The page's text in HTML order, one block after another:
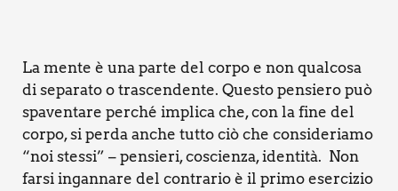
La men­te è una par­te del cor­po e non qual­co­sa
di sepa­ra­to o tra­scen­den­te. Que­sto pen­sie­ro può
spa­ven­ta­re per­ché impli­ca che, con la fine del
cor­po, si per­da anche tut­to ciò che con­si­de­ria­mo
“noi stes­si” – pen­sie­ri, coscien­za, iden­ti­tà. Non
far­si ingan­na­re del con­tra­rio è il pri­mo eser­ci­zio